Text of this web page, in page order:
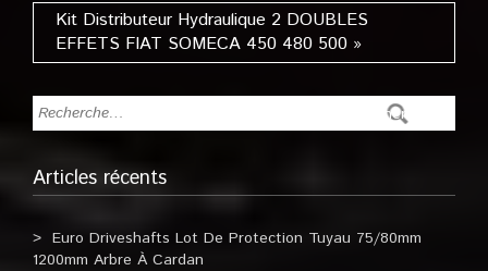
Kit Distributeur Hydraulique 2 DOUBLES
EFFETS FIAT SOMECA 450 480 500 »
Articles récents
Euro Driveshafts Lot De Protection Tuyau 75/80mm
1200mm Arbre À Cardan